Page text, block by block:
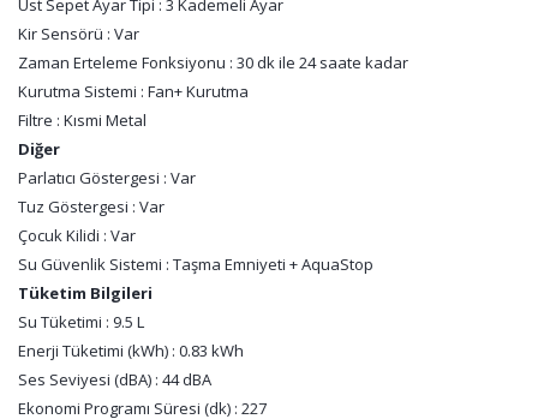
Üst Sepet Ayar Tipi : 3 Kademeli Ayar
Kir Sensörü : Var
Zaman Erteleme Fonksiyonu : 30 dk ile 24 saate kadar
Kurutma Sistemi : Fan+ Kurutma
Filtre : Kısmi Metal
Diğer
Parlatıcı Göstergesi : Var
Tuz Göstergesi : Var
Çocuk Kilidi : Var
Su Güvenlik Sistemi : Taşma Emniyeti + AquaStop
Tüketim Bilgileri
Su Tüketimi : 9.5 L
Enerji Tüketimi (kWh) : 0.83 kWh
Ses Seviyesi (dBA) : 44 dBA
Ekonomi Programı Süresi (dk) : 227